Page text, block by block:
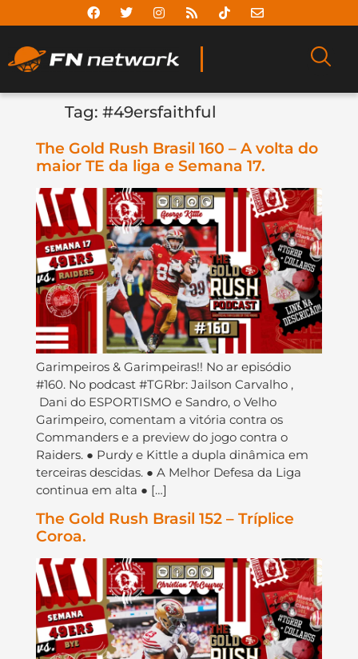
Tag: #49ersfaithful
The Gold Rush Brasil 160 – A volta do
maior TE da liga e Semana 17.
Garimpeiros & Garimpeiras!! No ar episódio
#160. No podcast #TGRbr: Jailson Carvalho ,
Dani do ESPORTISMO e Sandro, o Velho
Garimpeiro, comentam a vitória contra os
Commanders e a preview do jogo contra o
Raiders. ● Purdy e Kittle a dupla dinâmica em
terceiras descidas. ● A Melhor Defesa da Liga
continua em alta ● […]
The Gold Rush Brasil 152 – Tríplice
Coroa.